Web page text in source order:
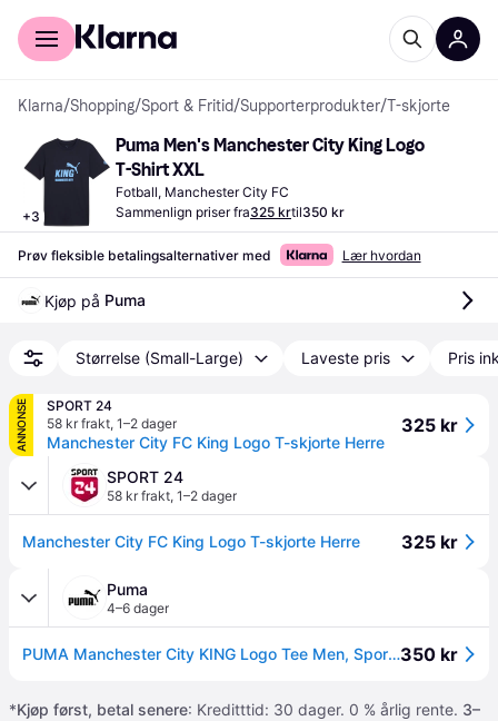
For kunder
Klarna/Shopping/Sport & Fritid/Supporterprodukter/T-skjorte
+3
Puma Men's Manchester City King Logo
T-Shirt XXL
Fotball, Manchester City FC
Sammenlign priser fra325 krtil350 kr
Prøv fleksible betalingsalternativer med Lær hvordan
Kjøp på Puma
Størrelse (Small-Large) Laveste pris Pris
ANNONSE
SPORT 24
58 kr frakt, 1–2 dager
Manchester City FC King Logo T-skjorte Herre
325 kr
SPORT 24
58 kr frakt, 1–2 dager
Manchester City FC King Logo T-skjorte Herre 325 kr
Puma
4–6 dager
PUMA Manchester City KING Logo Tee Men, Sport, Deep Navy/Light Blue, XS350 kr
*Kjøp først, betal senere: Kreditttid: 30 dager. 0 % årlig rente. 3–